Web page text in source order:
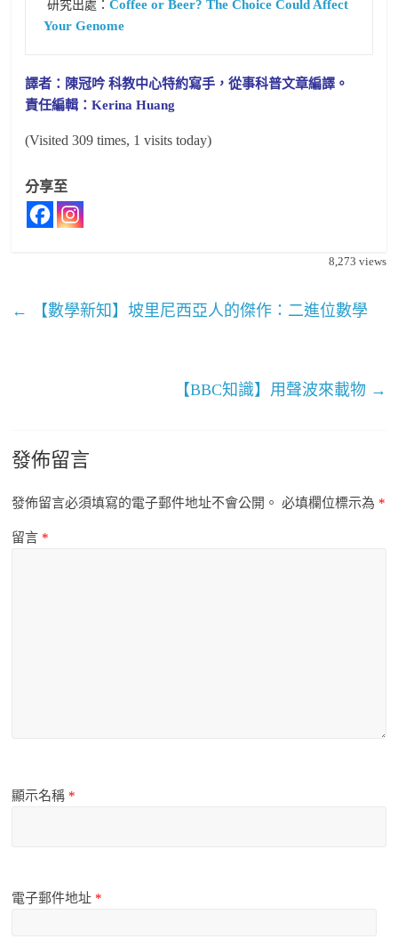
研究出處：Coffee or Beer? The Choice Could Affect
Your Genome
譯者：陳冠吟 科教中心特約寫手，從事科普文章編譯。
責任編輯：Kerina Huang
(Visited 309 times, 1 visits today)
分享至
8,273 views
← 【數學新知】坡里尼西亞人的傑作：二進位數學
【BBC知識】用聲波來載物 →
發佈留言
發佈留言必須填寫的電子郵件地址不會公開。 必填欄位標示為 *
留言 *
顯示名稱 *
電子郵件地址 *